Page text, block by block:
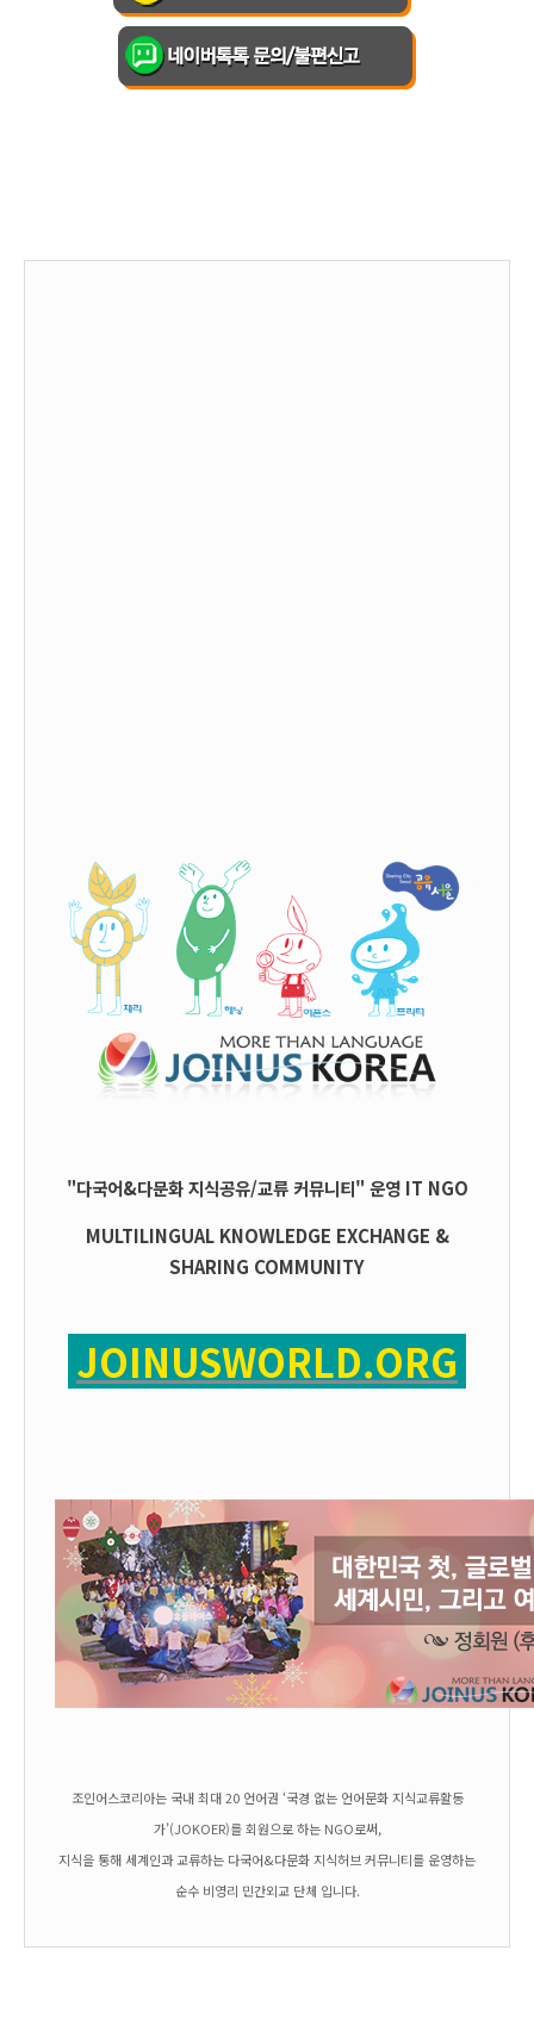
"다국어&다문화 지식공유/교류 커뮤니티" 운영 IT NGO
MULTILINGUAL KNOWLEDGE EXCHANGE &
SHARING COMMUNITY
JOINUSWORLD.ORG
조인어스코리아는 국내 최대 20 언어권 ‘국경 없는 언어문화 지식교류활동
가’(JOKOER)를 회원으로 하는 NGO로써,
지식을 통해 세계인과 교류하는 다국어&다문화 지식허브 커뮤니티를 운영하는
순수 비영리 민간외교 단체 입니다.